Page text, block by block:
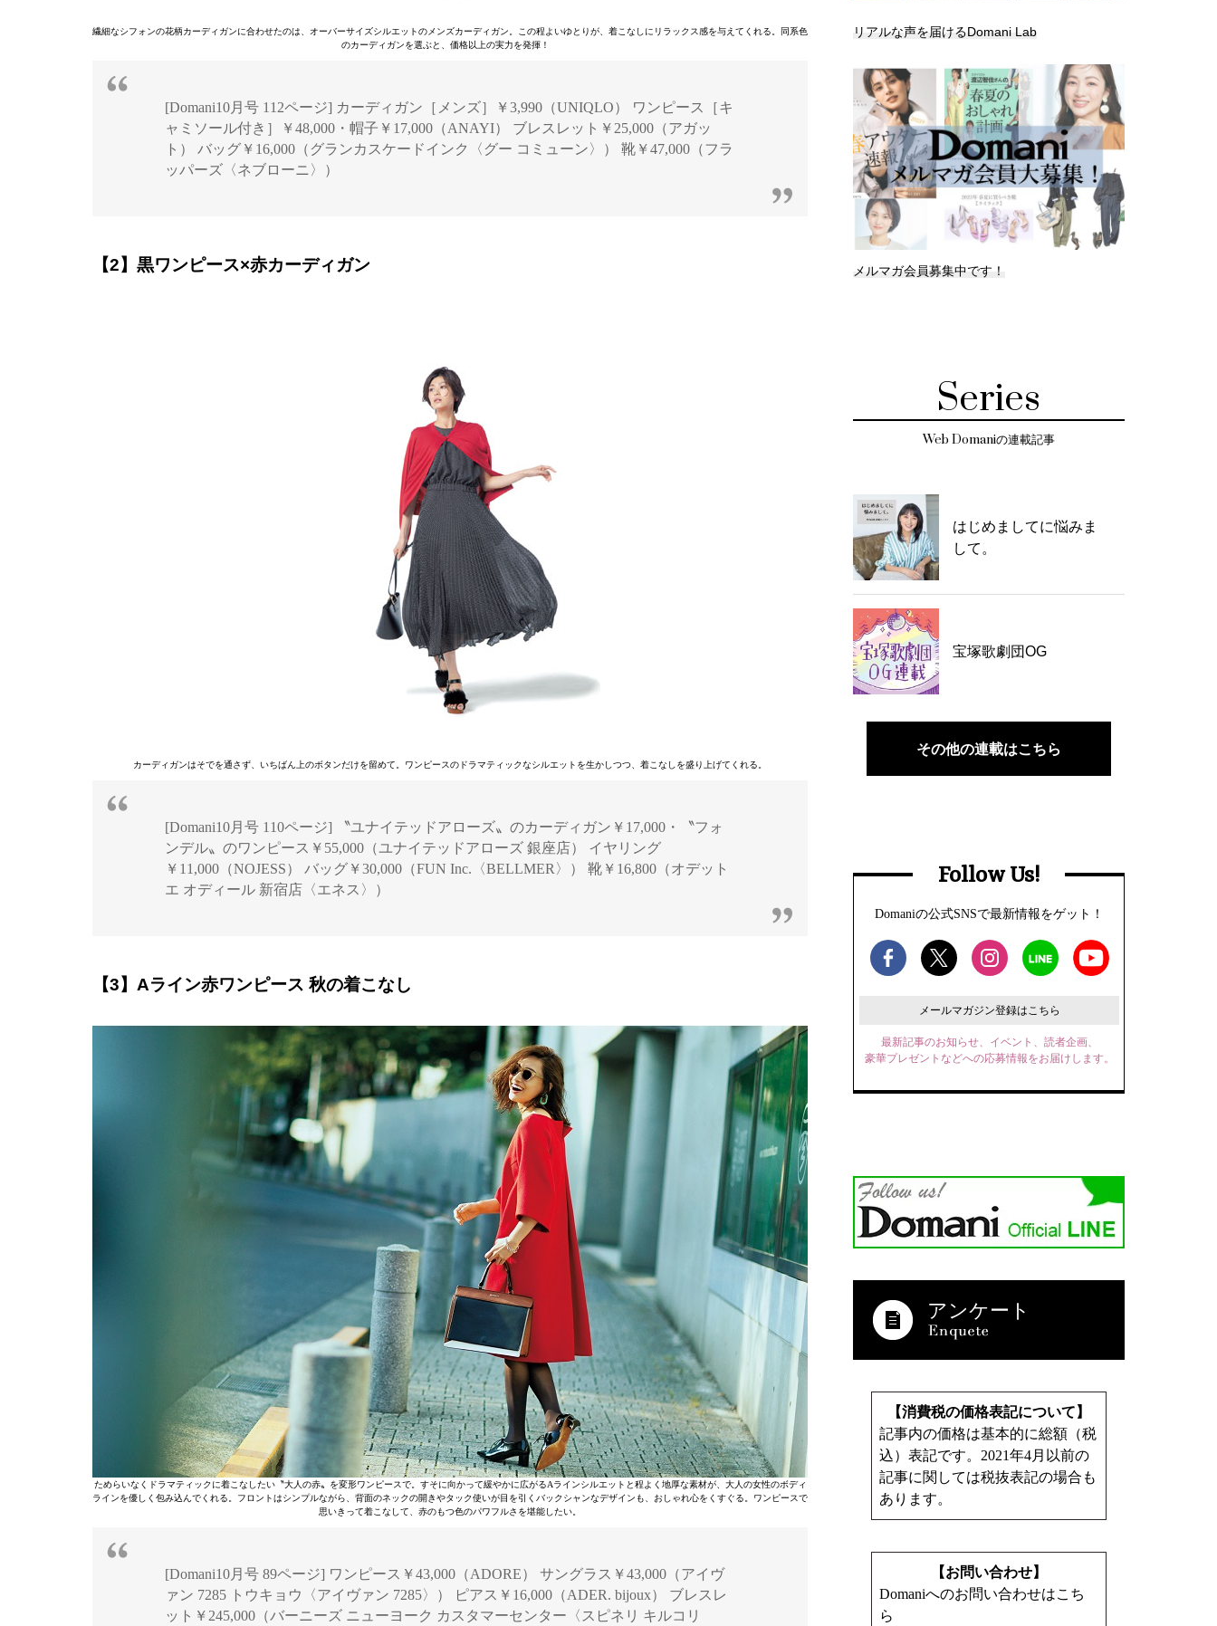
繊細なシフォンの花柄カーディガンに合わせたのは、オーバーサイズシルエットのメンズカーディガン。この程よいゆとりが、着こなしにリラックス感を与えてくれる。同系色
のカーディガンを選ぶと、価格以上の実力を発揮！
[Domani10月号 112ページ] カーディガン［メンズ］￥3,990（UNIQLO） ワンピース［キ
ャミソール付き］￥48,000・帽子￥17,000（ANAYI） ブレスレット￥25,000（アガッ
ト） バッグ￥16,000（グランカスケードインク〈グー コミューン〉） 靴￥47,000（フラ
ッパーズ〈ネブローニ〉）
【2】黒ワンピース×赤カーディガン
カーディガンはそでを通さず、いちばん上のボタンだけを留めて。ワンピースのドラマティックなシルエットを生かしつつ、着こなしを盛り上げてくれる。
[Domani10月号 110ページ] 〝ユナイテッドアローズ〟のカーディガン￥17,000・〝フォ
ンデル〟のワンピース￥55,000（ユナイテッドアローズ 銀座店） イヤリング
￥11,000（NOJESS） バッグ￥30,000（FUN Inc.〈BELLMER〉） 靴￥16,800（オデット
エ オディール 新宿店〈エネス〉）
【3】Aライン赤ワンピース 秋の着こなし
ためらいなくドラマティックに着こなしたい〝大人の赤〟を変形ワンピースで。すそに向かって緩やかに広がるAラインシルエットと程よく地厚な素材が、大人の女性のボディ
ラインを優しく包み込んでくれる。フロントはシンプルながら、背面のネックの開きやタック使いが目を引くバックシャンなデザインも、おしゃれ心をくすぐる。ワンピースで
思いきって着こなして、赤のもつ色のパワフルさを堪能したい。
[Domani10月号 89ページ] ワンピース￥43,000（ADORE） サングラス￥43,000（アイヴ
ァン 7285 トウキョウ〈アイヴァン 7285〉） ピアス￥16,000（ADER. bijoux） ブレスレ
ット￥245,000（バーニーズ ニューヨーク カスタマーセンター〈スピネリ キルコリ
リアルな声を届けるDomani Lab
メルマガ会員募集中です！
Series
Web Domaniの連載記事
はじめましてに悩みま
して。
宝塚歌劇団OG
その他の連載はこちら
Follow Us!
Domaniの公式SNSで最新情報をゲット！
メールマガジン登録はこちら
最新記事のお知らせ、イベント、読者企画、
豪華プレゼントなどへの応募情報をお届けします。
アンケート
【消費税の価格表記について】
記事内の価格は基本的に総額（税
込）表記です。2021年4月以前の
記事に関しては税抜表記の場合も
あります。
【お問い合わせ】
Domaniへのお問い合わせはこち
ら